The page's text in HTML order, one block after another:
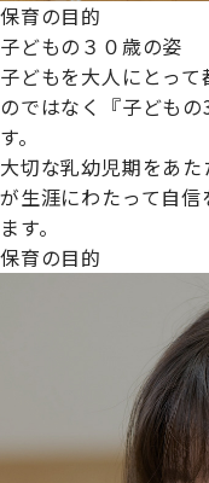
プライムスターほい
続けられる環境づくり
【えるぼし認定(☆☆)】
保育の目的
子どもの３０歳の姿
子どもを大人にとっ
のではなく『子ども
す。
大切な乳幼児期をあ
が生涯にわたって自
ます。
保育の目的